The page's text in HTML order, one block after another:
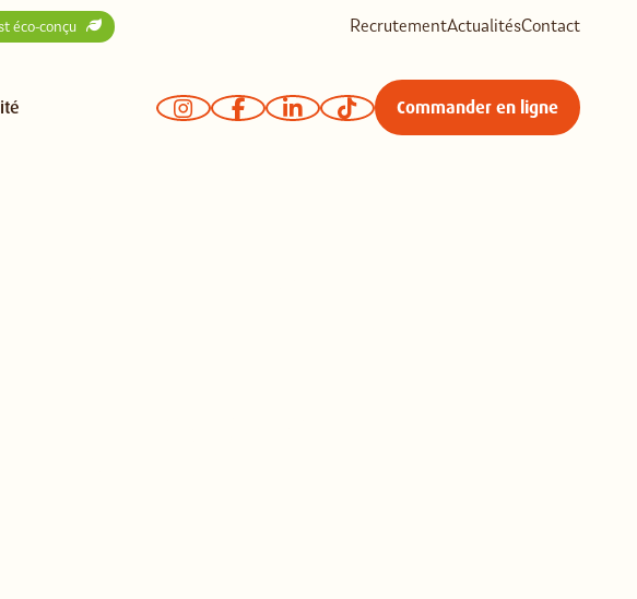
éco-conçu RecrutementActualitésContact
Commander en ligne